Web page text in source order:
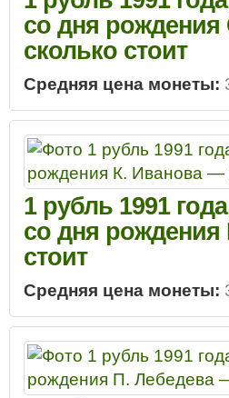
со дня
сколько стоит
Средняя цена монеты:
1 рубль 1991
со дня
стоит
Средняя цена монеты: